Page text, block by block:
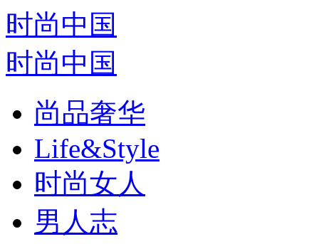
时尚中国
时尚中国
尚品奢华
Life&Style
时尚女人
男人志